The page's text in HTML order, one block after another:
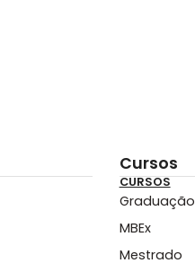
Cursos
CURSOS
Graduação
MBEx
Mestrado